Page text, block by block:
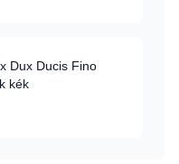
Dux Ducis Fino
kék